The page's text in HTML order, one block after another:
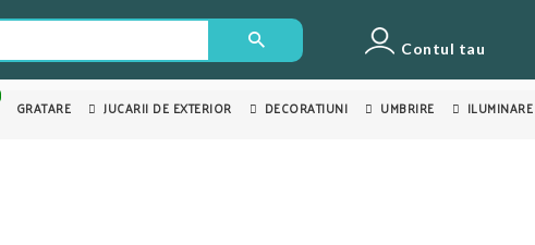
Contul tau
GRATARE JUCARII DE EXTERIOR DECORATIUNI UMBRIRE ILUMINARE